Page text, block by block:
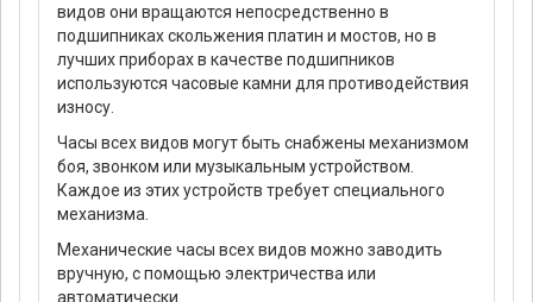
видов они вращаются непосредственно в
подшипниках скольжения платин и мостов, но в
лучших приборах в качестве подшипников
используются часовые камни для противодействия
износу.
Часы всех видов могут быть снабжены механизмом
боя, звонком или музыкальным устройством.
Каждое из этих устройств требует специального
механизма.
Механические часы всех видов можно заводить
вручную, с помощью электричества или
автоматически.